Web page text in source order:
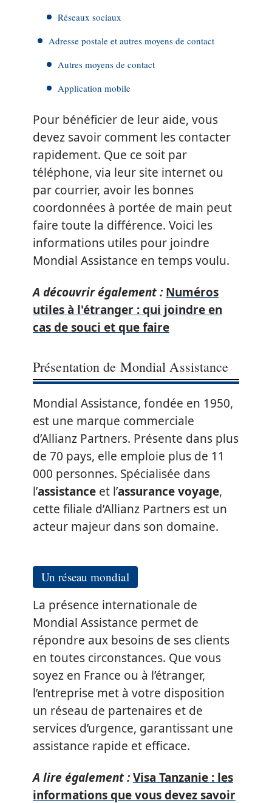
Réseaux sociaux
Adresse postale et autres moyens de contact
Autres moyens de contact
Application mobile
Pour bénéficier de leur aide, vous
devez savoir comment les contacter
rapidement. Que ce soit par
téléphone, via leur site internet ou
par courrier, avoir les bonnes
coordonnées à portée de main peut
faire toute la différence. Voici les
informations utiles pour joindre
Mondial Assistance en temps voulu.
A découvrir également : Numéros
utiles à l'étranger : qui joindre en
cas de souci et que faire
Présentation de Mondial Assistance
Mondial Assistance, fondée en 1950,
est une marque commerciale
d’Allianz Partners. Présente dans plus
de 70 pays, elle emploie plus de 11
000 personnes. Spécialisée dans
l’assistance et l’assurance voyage,
cette filiale d’Allianz Partners est un
acteur majeur dans son domaine.
Un réseau mondial
La présence internationale de
Mondial Assistance permet de
répondre aux besoins de ses clients
en toutes circonstances. Que vous
soyez en France ou à l’étranger,
l’entreprise met à votre disposition
un réseau de partenaires et de
services d’urgence, garantissant une
assistance rapide et efficace.
A lire également :Visa Tanzanie : les
informations que vous devez savoir